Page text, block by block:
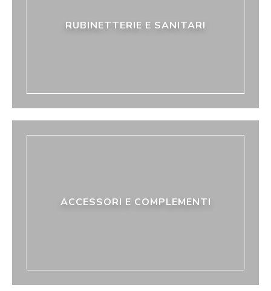
RUBINETTERIE E SANITARI
ACCESSORI E COMPLEMENTI